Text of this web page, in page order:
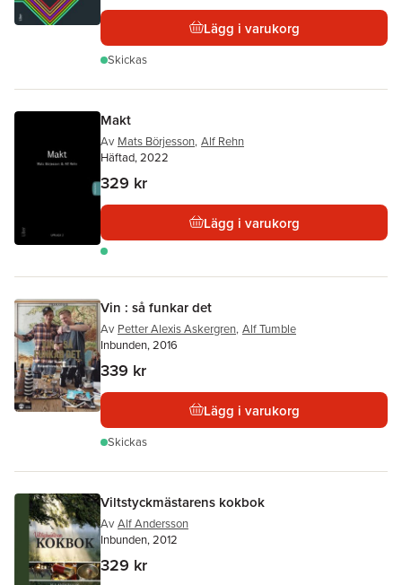
Lägg i varukorg
Skickas
Makt
Av Mats Börjesson, Alf Rehn
Häftad, 2022
329 kr
Lägg i varukorg
Vin : så funkar det
Av Petter Alexis Askergren, Alf Tumble
Inbunden, 2016
339 kr
Lägg i varukorg
Skickas
Viltstyckmästarens kokbok
Av Alf Andersson
Inbunden, 2012
329 kr